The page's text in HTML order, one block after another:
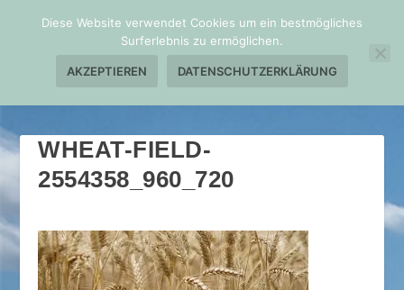
WHEAT-FIELD-
2554358_960_720
Diese Website verwendet Cookies um ein bestmögliches
Surferlebnis zu ermöglichen.
AKZEPTIEREN DATENSCHUTZERKLÄRUNG